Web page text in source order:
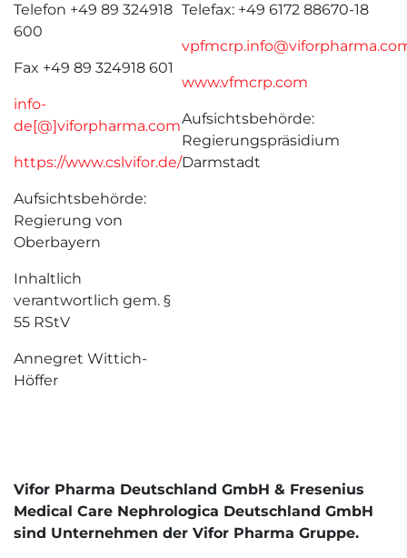
Telefon +49 89 324918
600
Fax +49 89 324918 601
info-
de[@]viforpharma.com
https://www.cslvifor.de/
Aufsichtsbehörde:
Regierung von
Oberbayern
Inhaltlich
verantwortlich gem. §
55 RStV
Annegret Wittich-
Höffer
Telefax: +49 6172 88670-18
www.vfmcrp.com
Aufsichtsbehörde:
Regierungspräsidium
Darmstadt
Vifor Pharma Deutschland GmbH & Fresenius
Medical Care Nephrologica Deutschland GmbH
sind Unternehmen der Vifor Pharma Gruppe.